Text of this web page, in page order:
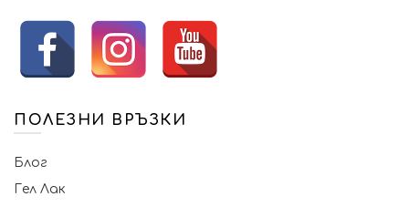
ПОЛЕЗНИ ВРЪЗКИ
Блог
Гел Лак